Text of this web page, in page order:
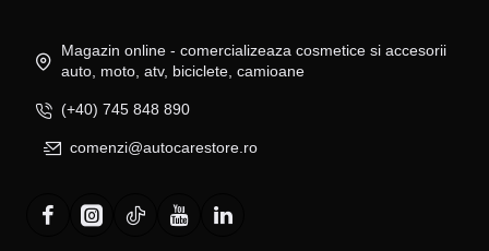
Magazin online - comercializeaza cosmetice si accesorii
auto, moto, atv, biciclete, camioane
(+40) 745 848 890
comenzi@autocarestore.ro